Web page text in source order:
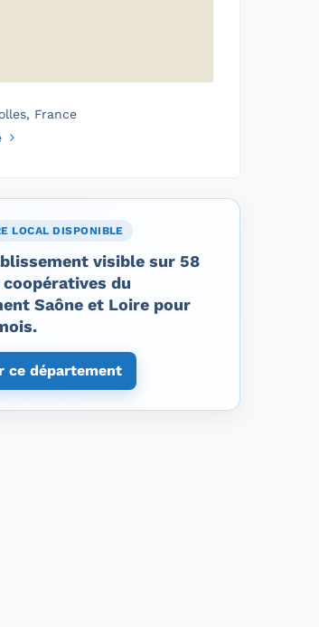
France
LOCAL DISPONIBLE
visible sur 58
du
Saône et Loire pour
ce département